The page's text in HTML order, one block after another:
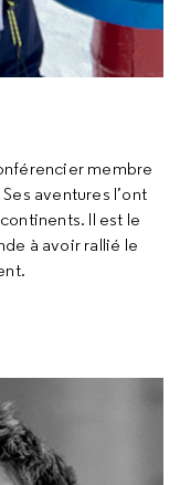
membre
aventures l’ont
Il est le
à avoir rallié le